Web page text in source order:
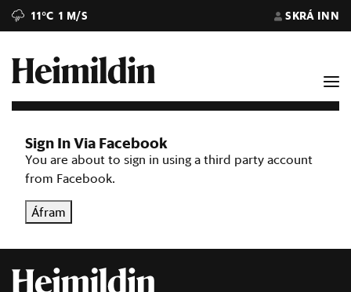
11°C 1 M/S SKRÁ INN
Sign In Via Facebook
You are about to sign in using a third party account
from Facebook.
Áfram